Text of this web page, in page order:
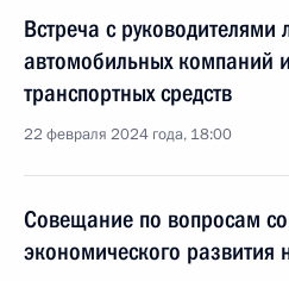
Встреча с руководителями
автомобильных компаний
транспортных средств
22 февраля 2024 года, 18:00
Совещание по вопросам
экономического развития